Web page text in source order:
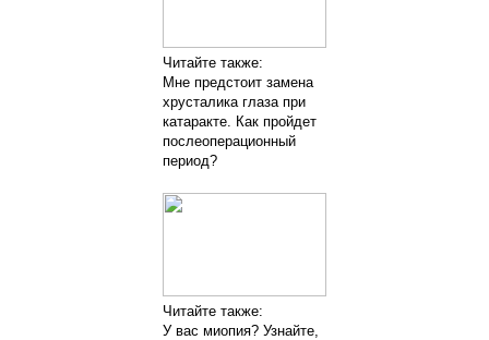
Читайте также:
Мне предстоит замена
хрусталика глаза при
катаракте. Как пройдет
послеоперационный
период?
Читайте также:
У вас миопия? Узнайте,